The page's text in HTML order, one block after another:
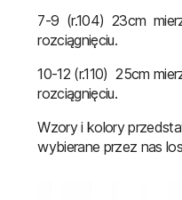
7-9 (r.104) 23cm
rozciągnięciu.
10-12 (r.110) 25cm
rozciągnięciu.
Wzory i kolory
wybierane przez nas